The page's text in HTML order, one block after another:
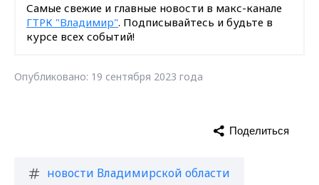
Самые свежие и главные новости в макс-канале
ГТРК "Владимир". Подписывайтесь и будьте в
курсе всех событий!
Опубликовано: 19 сентября 2023 года
новости Владимирской области
Поделиться